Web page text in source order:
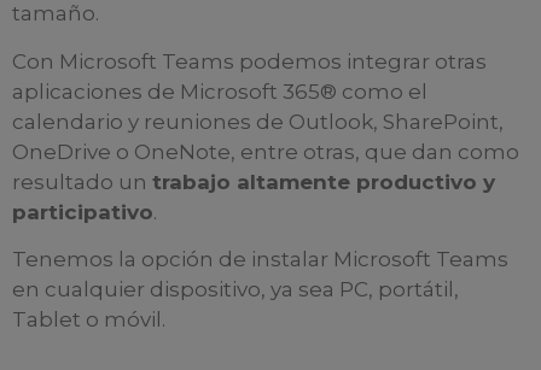
tamaño.
Con Microsoft Teams podemos integrar otras
aplicaciones de Microsoft 365® como el
calendario y reuniones de Outlook, SharePoint,
OneDrive o OneNote, entre otras, que dan como
resultado un trabajo altamente productivo y
participativo.
Tenemos la opción de instalar Microsoft Teams
en cualquier dispositivo, ya sea PC, portátil,
Tablet o móvil.